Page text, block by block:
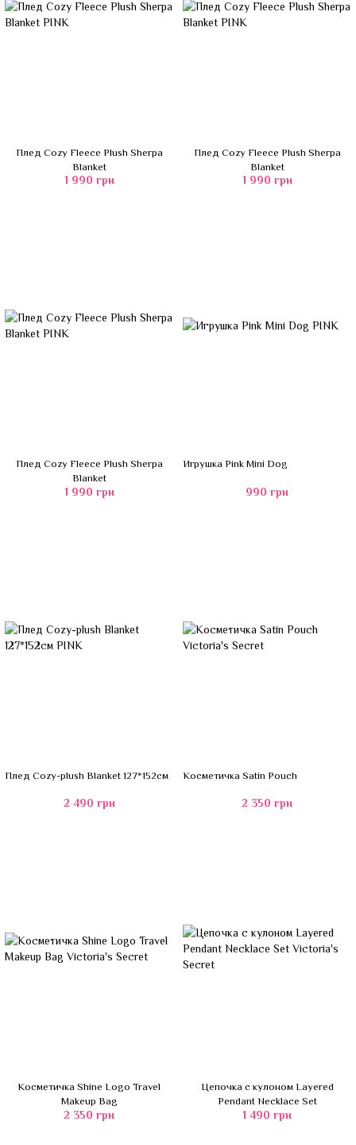
Плед Cozy Fleece Plush Sherpa
Blanket
1 990 грн
Плед Cozy Fleece Plush Sherpa
Blanket
1 990 грн
Плед Cozy Fleece Plush Sherpa
Blanket
1 990 грн
Игрушка Pink Mini Dog
990 грн
Плед Cozy-plush Blanket 127*152см
2 490 грн
Косметичка Satin Pouch
2 350 грн
Косметичка Shine Logo Travel
Makeup Bag
2 350 грн
Цепочка с кулоном Layered
Pendant Necklace Set
1 490 грн